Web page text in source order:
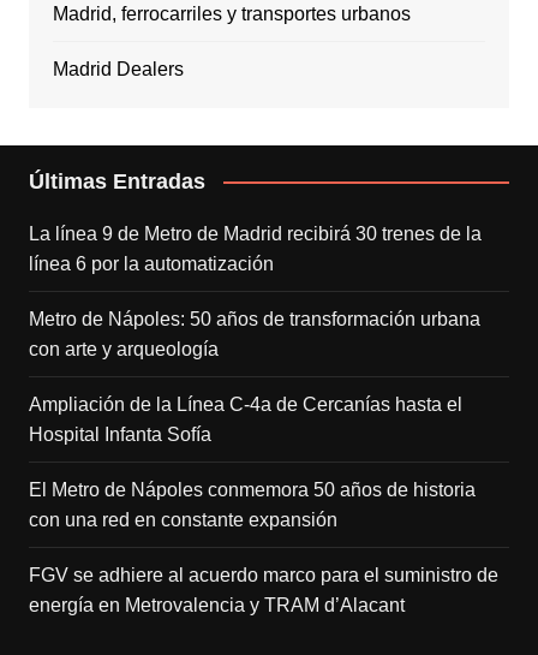
Madrid, ferrocarriles y transportes urbanos
Madrid Dealers
Últimas Entradas
La línea 9 de Metro de Madrid recibirá 30 trenes de la
línea 6 por la automatización
Metro de Nápoles: 50 años de transformación urbana
con arte y arqueología
Ampliación de la Línea C-4a de Cercanías hasta el
Hospital Infanta Sofía
El Metro de Nápoles conmemora 50 años de historia
con una red en constante expansión
FGV se adhiere al acuerdo marco para el suministro de
energía en Metrovalencia y TRAM d’Alacant